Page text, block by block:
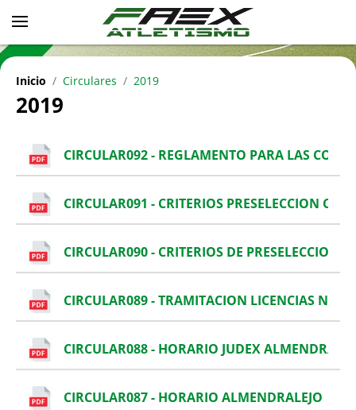
2019
Inicio Circulares 2019
CIRCULAR092 - REGLAMENTO PARA LAS
CIRCULAR091 - CRITERIOS PRESELECCION
CIRCULAR090 - CRITERIOS DE PRESELECCION
CIRCULAR089 - TRAMITACION LICENCIAS
CIRCULAR088 - HORARIO JUDEX
CIRCULAR087 - HORARIO ALMENDRALEJO